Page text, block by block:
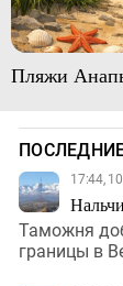
Пляжи
17:44,
Таможня
границы в